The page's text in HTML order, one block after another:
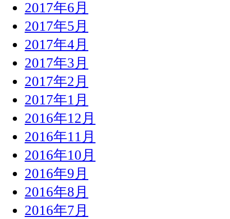
2017年6月
2017年5月
2017年4月
2017年3月
2017年2月
2017年1月
2016年12月
2016年11月
2016年10月
2016年9月
2016年8月
2016年7月